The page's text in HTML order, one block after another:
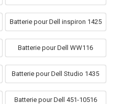
Batterie pour Dell inspiron 1425
Batterie pour Dell WW116
Batterie pour Dell Studio 1435
Batterie pour Dell 451-10516